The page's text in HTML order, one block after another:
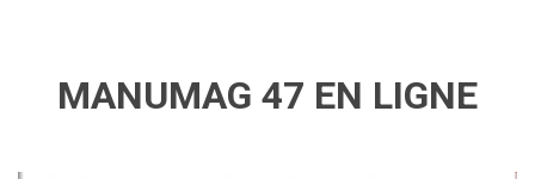
MANUMAG 47 EN LIGNE